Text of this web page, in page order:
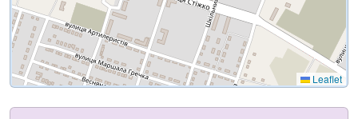
Leaflet